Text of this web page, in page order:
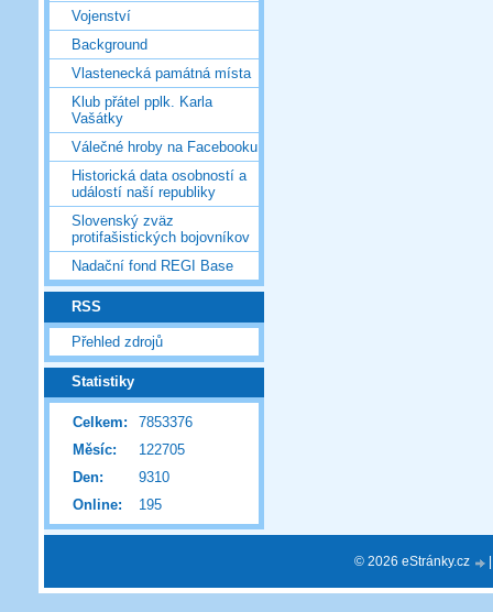
Vojenství
Background
Vlastenecká památná místa
Klub přátel pplk. Karla
Vašátky
Válečné hroby na Facebooku
Historická data osobností a
událostí naší republiky
Slovenský zväz
protifašistických bojovníkov
Nadační fond REGI Base
RSS
Přehled zdrojů
Statistiky
Online: 195
Celkem:
7853376
Měsíc:
122705
Den:
9310
© 2026 eStránky.cz